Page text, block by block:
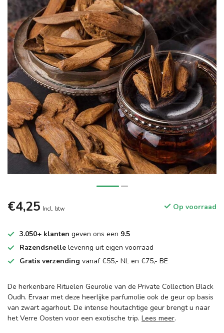
€4,25 Incl. btw Op voorraad
3.050+ klanten geven ons een 9.5
Razendsnelle levering uit eigen voorraad
Gratis verzending vanaf €55,- NL en €75,- BE
De herkenbare Rituelen Geurolie van de Private Collection Black
Oudh. Ervaar met deze heerlijke parfumolie ook de geur op basis
van zwart agarhout. De intense houtachtige geur brengt u naar
het Verre Oosten voor een exotische trip. Lees meer.